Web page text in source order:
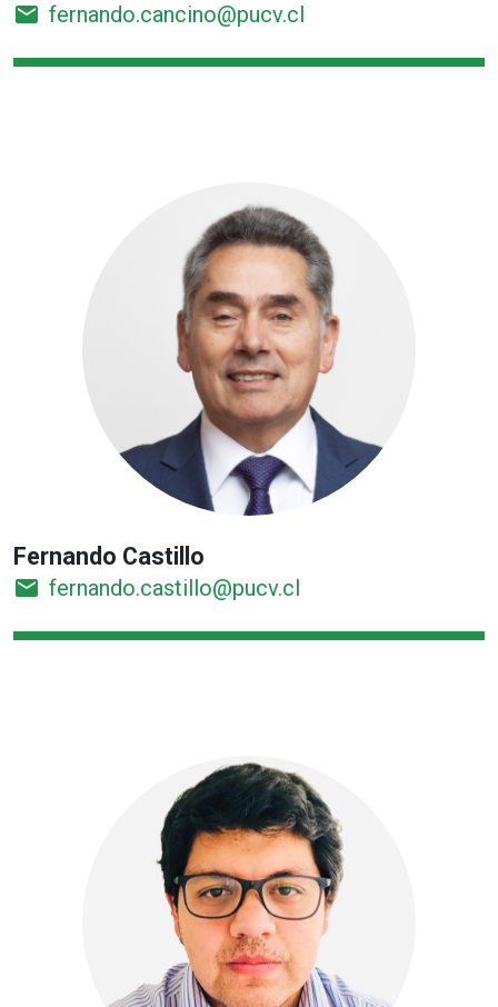
email fernando.cancino@pucv.cl
Fernando Castillo
email fernando.castillo@pucv.cl